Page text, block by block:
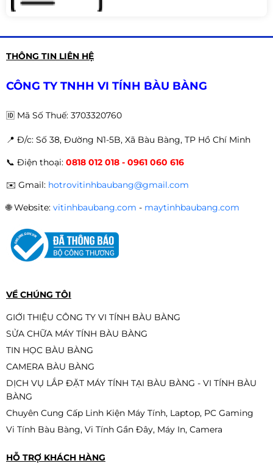
THÔNG TIN LIÊN HỆ
CÔNG TY TNHH VI TÍNH BÀU BÀNG
🆔 Mã Số Thuế: 3703320760
📍 Đ/c: Số 38, Đường N1-5B, Xã Bàu Bàng, TP Hồ Chí Minh
📞 Điện thoại: 0818 012 018 - 0961 060 616
✉️ Gmail: hotrovitinhbaubang@gmail.com
🌐Website: vitinhbaubang.com - maytinhbaubang.com
VỀ CHÚNG TÔI
GIỚI THIỆU CÔNG TY VI TÍNH BÀU BÀNG
SỬA CHỮA MÁY TÍNH BÀU BÀNG
TIN HỌC BÀU BÀNG
CAMERA BÀU BÀNG
DỊCH VỤ LẮP ĐẶT MÁY TÍNH TẠI BÀU BÀNG - VI TÍNH BÀU
BÀNG
Chuyên Cung Cấp Linh Kiện Máy Tính, Laptop, PC Gaming
Vi Tính Bàu Bàng, Vi Tính Gần Đây, Máy In, Camera
HỖ TRỢ KHÁCH HÀNG